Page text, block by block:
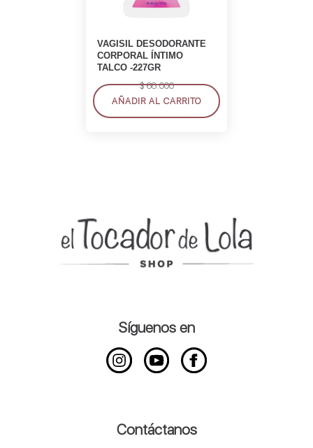
VAGISIL DESODORANTE
CORPORAL ÍNTIMO
TALCO -227GR
$68.000
AÑADIR AL CARRITO
Síguenos en
Contáctanos